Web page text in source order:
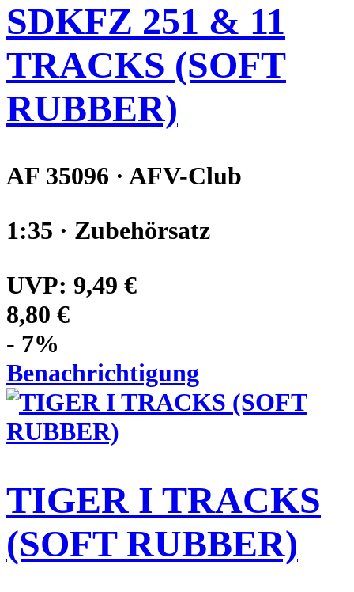
SDKFZ 251 & 11
TRACKS (SOFT
RUBBER)
AF 35096 · AFV-Club
1:35 · Zubehörsatz
UVP: 9,49 €
8,80 €
- 7%
Benachrichtigung
TIGER I TRACKS
(SOFT RUBBER)